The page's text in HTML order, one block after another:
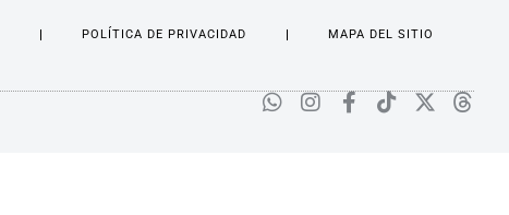
POLÍTICA DE PRIVACIDAD MAPA DEL SITIO